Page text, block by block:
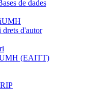
de dades
drets d'autor
UMH (EAITT)